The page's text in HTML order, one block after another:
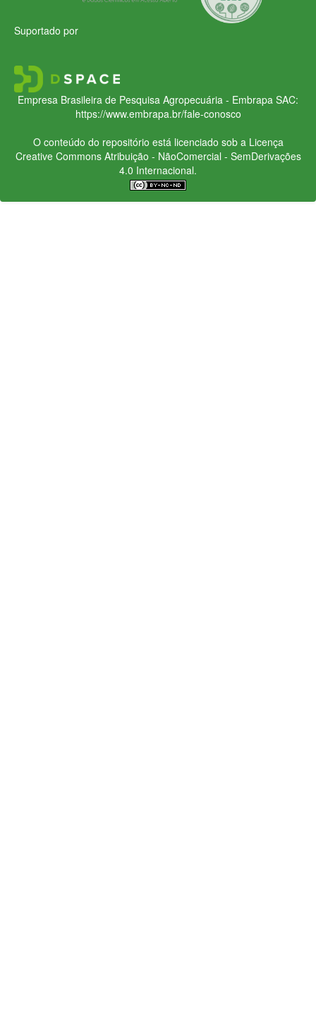
Suportado por
Empresa Brasileira de Pesquisa Agropecuária - Embrapa SAC:
https://www.embrapa.br/fale-conosco
O conteúdo do repositório está licenciado sob a Licença
Creative CommonsAtribuição - NãoComercial - SemDerivações
4.0 Internacional.